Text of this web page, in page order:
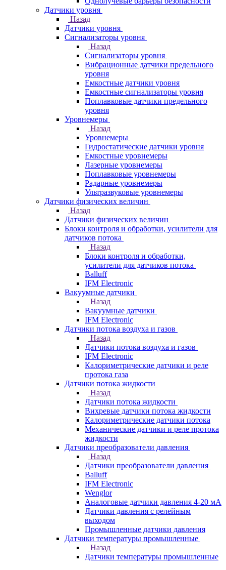
Датчики уровня
Назад
Датчики уровня
Сигнализаторы уровня
Назад
Сигнализаторы уровня
Вибрационные датчики предельного
уровня
Емкостные датчики уровня
Емкостные сигнализаторы уровня
Поплавковые датчики предельного
уровня
Уровнемеры
Назад
Уровнемеры
Гидростатические датчики уровня
Емкостные уровнемеры
Лазерные уровнемеры
Поплавковые уровнемеры
Радарные уровнемеры
Ультразвуковые уровнемеры
Датчики физических величин
Назад
Датчики физических величин
Блоки контроля и обработки, усилители для
датчиков потока
Назад
Блоки контроля и обработки,
усилители для датчиков потока
Balluff
IFM Electronic
Вакуумные датчики
Назад
Вакуумные датчики
IFM Electronic
Датчики потока воздуха и газов
Назад
Датчики потока воздуха и газов
IFM Electronic
Калориметрические датчики и реле
протока газа
Датчики потока жидкости
Назад
Датчики потока жидкости
Вихревые датчики потока жидкости
Калориметрические датчики потока
Механические датчики и реле протока
жидкости
Датчики преобразователи давления
Назад
Датчики преобразователи давления
Balluff
IFM Electronic
Wenglor
Аналоговые датчики давления 4-20 мА
Датчики давления с релейным
выходом
Промышленные датчики давления
Датчики температуры промышленные
Назад
Датчики температуры промышленные